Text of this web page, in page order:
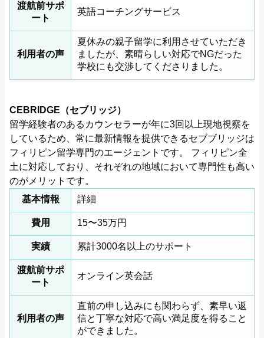
渡航前サポ
ート
英語コーチングサービス
利用者の声
夏休みの親子留学に利用させていただき
ましたが、素晴らしい対応でNGだった
学校にも交渉してくださりました。
CEBRIDGE（セブリッジ）
留学経験者のあるカウンセラーが年に3回以上現地視察を
しているため、常に最新情報を提供できるセブブリッジは
フィリピン留学専門のエージェントです。 フィリピン全
土に対応しており、それぞれの地域において専門性も高い
のがメリットです。
基本情報
詳細
費用 15〜35万円
実績 累計3000名以上のサポート
渡航前サポ
ート
オンライン英会話
利用者の声
直前の申し込みにも関わらず、素早い返
信と丁寧な対応で高い満足度を得ること
ができました。